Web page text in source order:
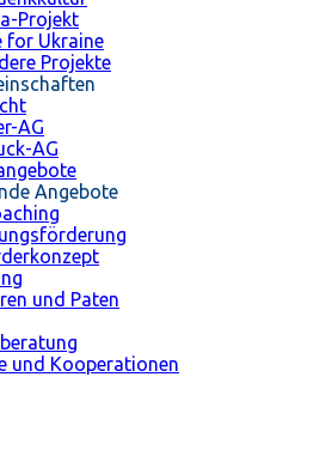
Projekt
for Ukraine
Projekte
AG
AG
Angebote
und Paten
und Kooperationen